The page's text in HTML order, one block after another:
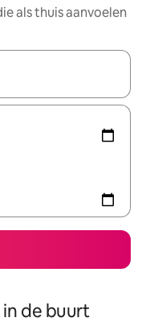
als thuis aanvoelen
zijn, maak je een keuze
de buurt